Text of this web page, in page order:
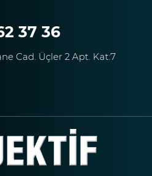
37 36
Cad. Üçler 2 Apt. Kat:7